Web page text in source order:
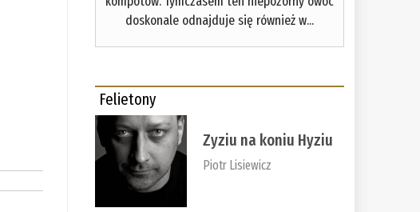
doskonale odnajduje się również w...
Felietony
Zyziu na koniu Hyziu
Piotr Lisiewicz